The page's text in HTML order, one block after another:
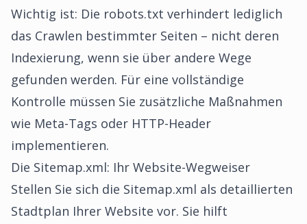
Wichtig ist: Die robots.txt verhindert lediglich
das Crawlen bestimmter Seiten – nicht deren
Indexierung, wenn sie über andere Wege
gefunden werden. Für eine vollständige
Kontrolle müssen Sie zusätzliche Maßnahmen
wie Meta-Tags oder HTTP-Header
implementieren.
Die Sitemap.xml: Ihr Website-Wegweiser
Stellen Sie sich die Sitemap.xml als detaillierten
Stadtplan Ihrer Website vor. Sie hilft